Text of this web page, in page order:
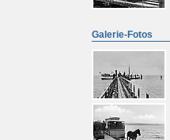
Galerie-Fotos